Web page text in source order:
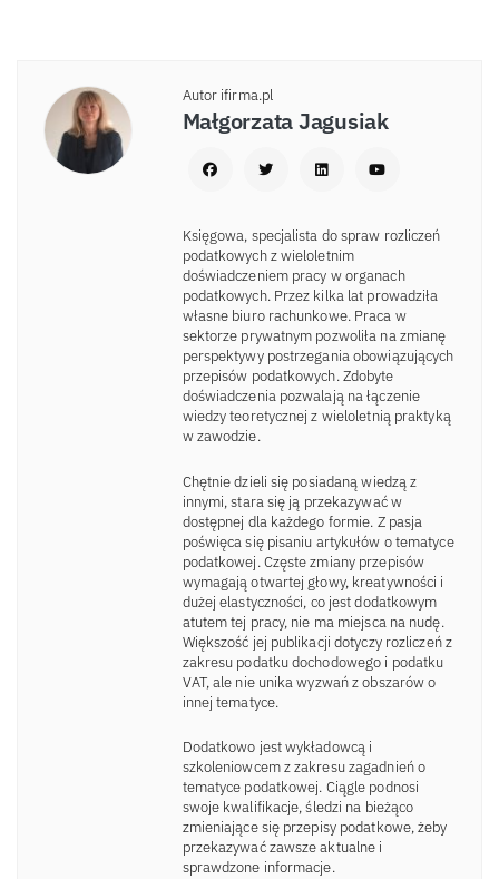
Autor ifirma.pl
Małgorzata Jagusiak
Księgowa, specjalista do spraw rozliczeń
podatkowych z wieloletnim
doświadczeniem pracy w organach
podatkowych. Przez kilka lat prowadziła
własne biuro rachunkowe. Praca w
sektorze prywatnym pozwoliła na zmianę
perspektywy postrzegania obowiązujących
przepisów podatkowych. Zdobyte
doświadczenia pozwalają na łączenie
wiedzy teoretycznej z wieloletnią praktyką
w zawodzie.
Chętnie dzieli się posiadaną wiedzą z
innymi, stara się ją przekazywać w
dostępnej dla każdego formie. Z pasja
poświęca się pisaniu artykułów o tematyce
podatkowej. Częste zmiany przepisów
wymagają otwartej głowy, kreatywności i
dużej elastyczności, co jest dodatkowym
atutem tej pracy, nie ma miejsca na nudę.
Większość jej publikacji dotyczy rozliczeń z
zakresu podatku dochodowego i podatku
VAT, ale nie unika wyzwań z obszarów o
innej tematyce.
Dodatkowo jest wykładowcą i
szkoleniowcem z zakresu zagadnień o
tematyce podatkowej. Ciągle podnosi
swoje kwalifikacje, śledzi na bieżąco
zmieniające się przepisy podatkowe, żeby
przekazywać zawsze aktualne i
sprawdzone informacje.